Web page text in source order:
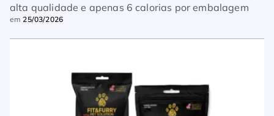
alta qualidade e apenas 6 calorias por embalagem
em25/03/2026